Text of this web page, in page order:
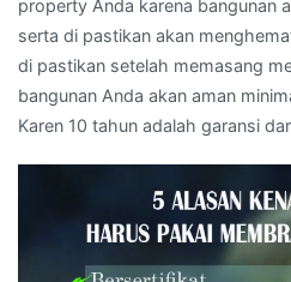
property Anda karena bangunan
serta di pastikan akan
di pastikan setelah memasang
bangunan Anda akan aman
Karen 10 tahun adalah garansi